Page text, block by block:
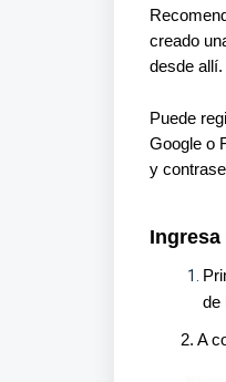
creado
desde allí.
Puede
Google o
y
de
2. A